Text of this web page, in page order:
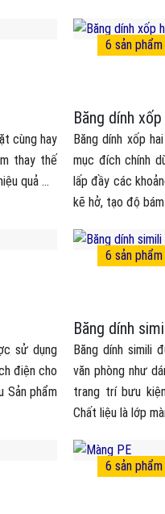
cùng hay
thay thế
quả ...
Băng dính
6 sản phẩm
Băng dính xốp
mục đích chính
lấp đầy các
kẽ hở, tạo độ
sử dụng
điện cho
Sản phẩm
Băng dính
6 sản phẩm
Băng dính simili
văn phòng như
trang trí bưu
Chất liệu là lớp
6 sản phẩm